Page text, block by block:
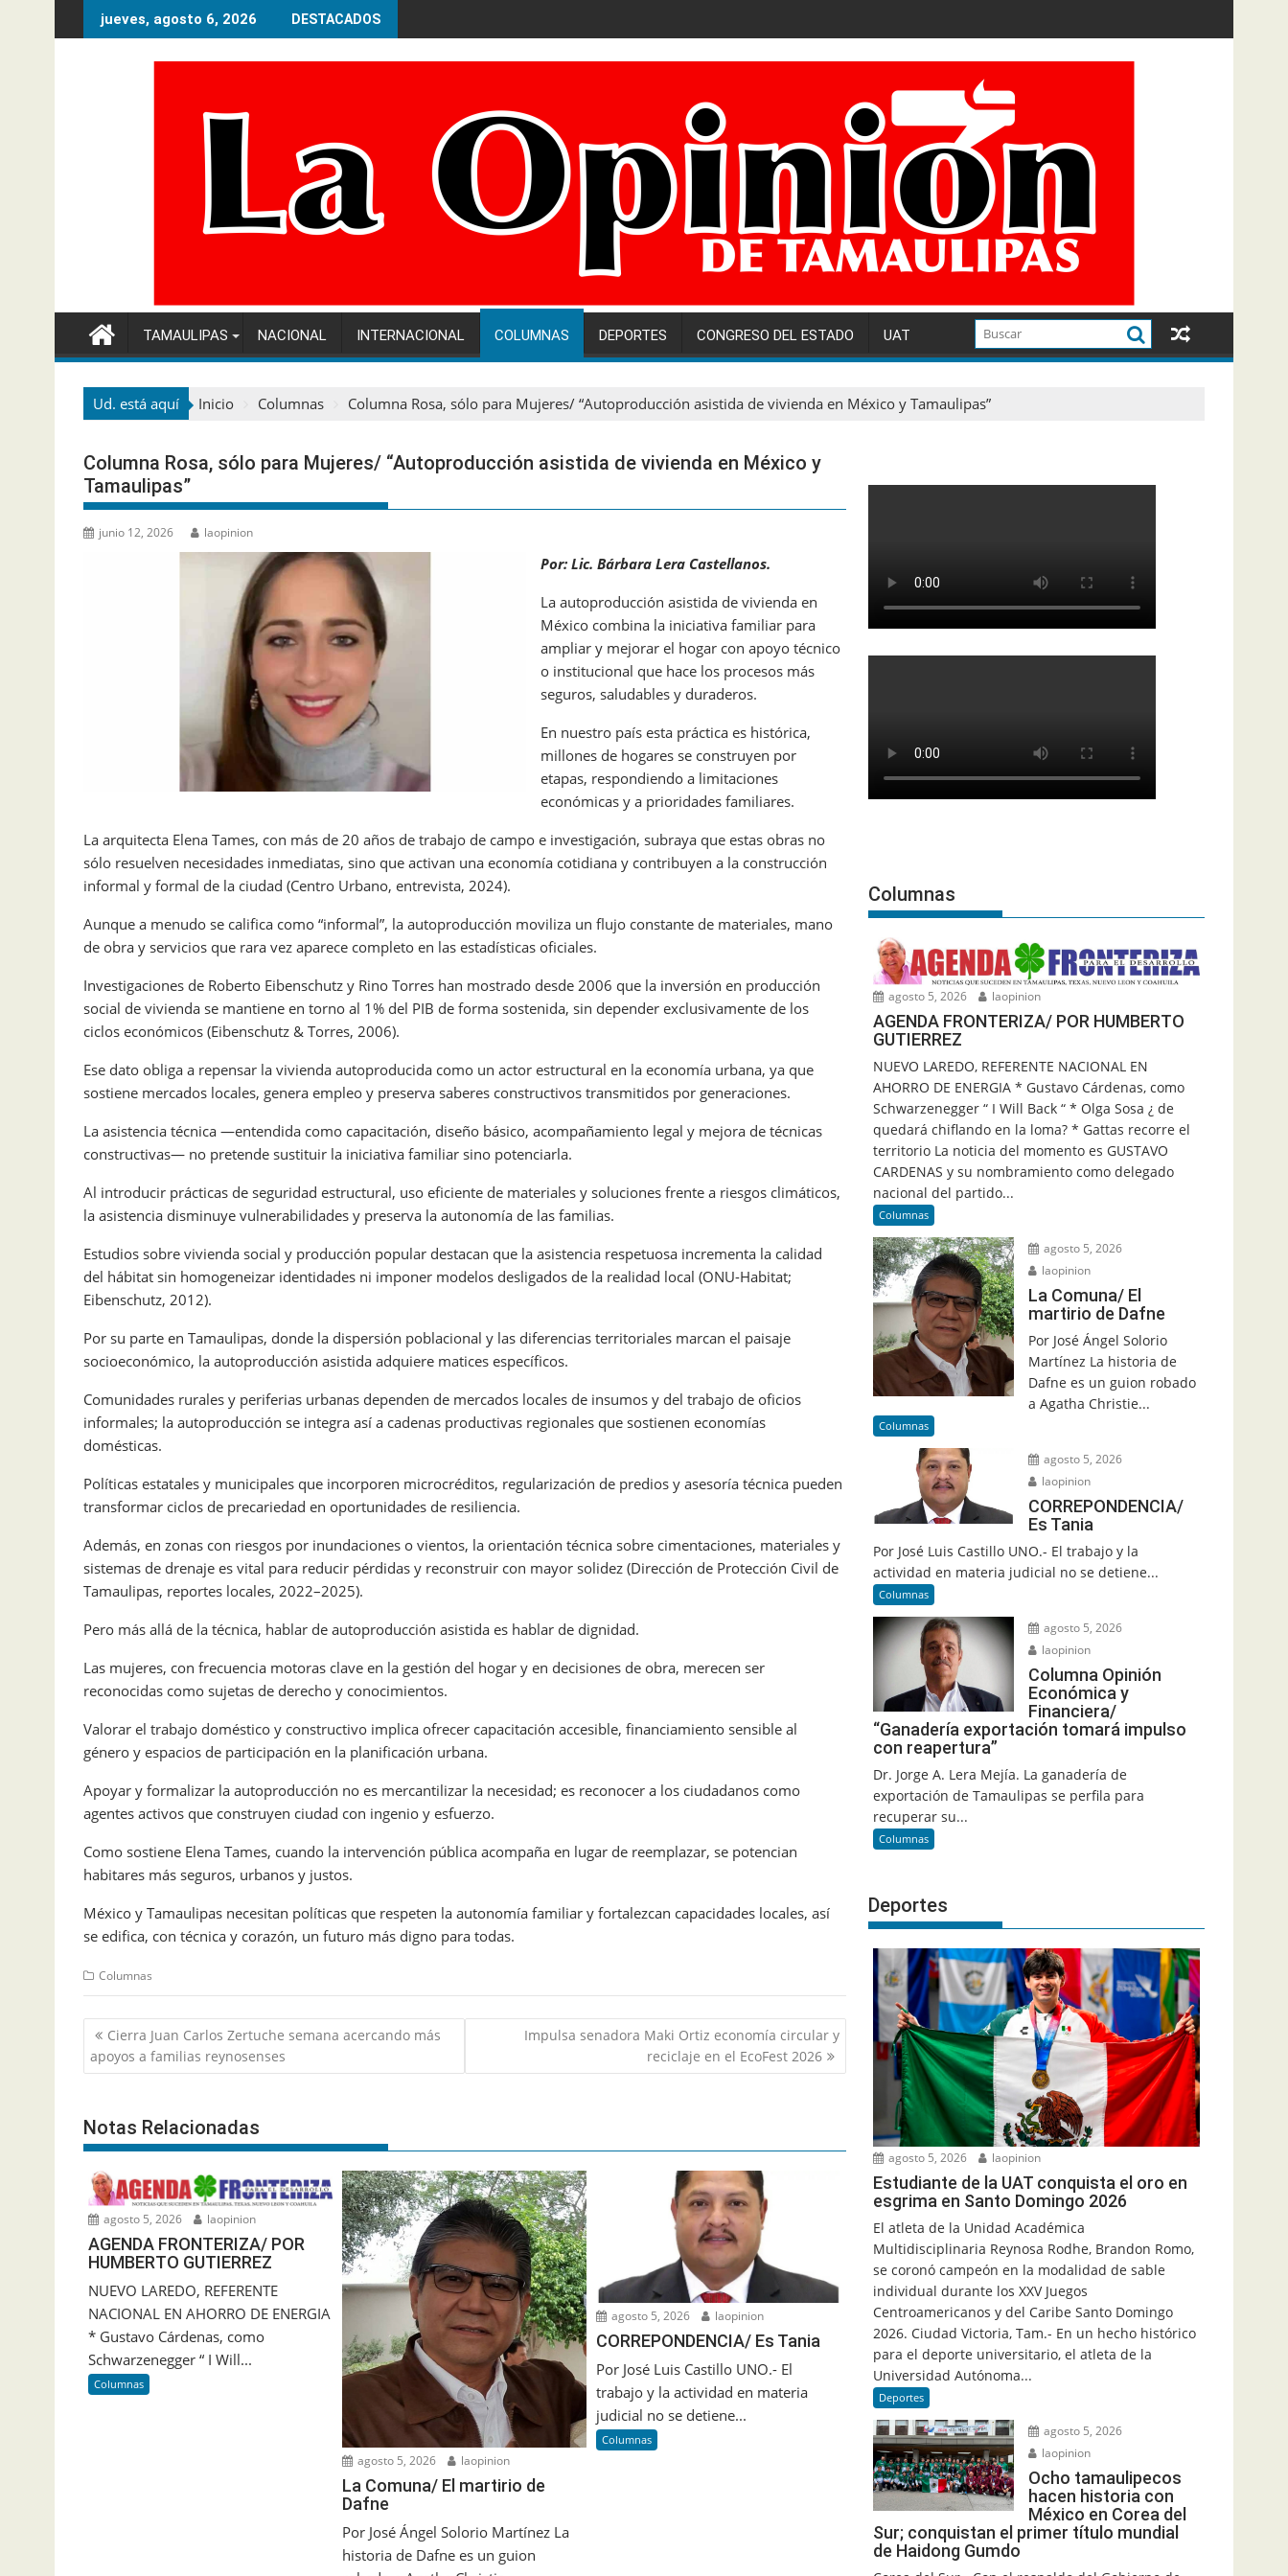
al
jueves, agosto 6, 2026 DESTACADOS
TAMAULIPAS NACIONAL INTERNACIONAL COLUMNAS DEPORTES CONGRESO DEL ESTADO UAT
Ud. está aquí Inicio Columnas Columna Rosa, sólo para Mujeres/ “Autoproducción asistida de vivienda en México y Tamaulipas”
Columna Rosa, sólo para Mujeres/ “Autoproducción asistida de vivienda en México y
Tamaulipas”
junio 12, 2026 laopinion
Por: Lic. Bárbara Lera Castellanos.
La autoproducción asistida de vivienda en
México combina la iniciativa familiar para
ampliar y mejorar el hogar con apoyo técnico
o institucional que hace los procesos más
seguros, saludables y duraderos.
En nuestro país esta práctica es histórica,
millones de hogares se construyen por
etapas, respondiendo a limitaciones
económicas y a prioridades familiares.
La arquitecta Elena Tames, con más de 20 años de trabajo de campo e investigación, subraya que estas obras no
sólo resuelven necesidades inmediatas, sino que activan una economía cotidiana y contribuyen a la construcción
informal y formal de la ciudad (Centro Urbano, entrevista, 2024).
Aunque a menudo se califica como “informal”, la autoproducción moviliza un flujo constante de materiales, mano
de obra y servicios que rara vez aparece completo en las estadísticas oficiales.
Investigaciones de Roberto Eibenschutz y Rino Torres han mostrado desde 2006 que la inversión en producción
social de vivienda se mantiene en torno al 1% del PIB de forma sostenida, sin depender exclusivamente de los
ciclos económicos (Eibenschutz & Torres, 2006).
Ese dato obliga a repensar la vivienda autoproducida como un actor estructural en la economía urbana, ya que
sostiene mercados locales, genera empleo y preserva saberes constructivos transmitidos por generaciones.
La asistencia técnica —entendida como capacitación, diseño básico, acompañamiento legal y mejora de técnicas
constructivas— no pretende sustituir la iniciativa familiar sino potenciarla.
Al introducir prácticas de seguridad estructural, uso eficiente de materiales y soluciones frente a riesgos climáticos,
la asistencia disminuye vulnerabilidades y preserva la autonomía de las familias.
Estudios sobre vivienda social y producción popular destacan que la asistencia respetuosa incrementa la calidad
del hábitat sin homogeneizar identidades ni imponer modelos desligados de la realidad local (ONU-Habitat;
Eibenschutz, 2012).
Por su parte en Tamaulipas, donde la dispersión poblacional y las diferencias territoriales marcan el paisaje
socioeconómico, la autoproducción asistida adquiere matices específicos.
Comunidades rurales y periferias urbanas dependen de mercados locales de insumos y del trabajo de oficios
informales; la autoproducción se integra así a cadenas productivas regionales que sostienen economías
domésticas.
Políticas estatales y municipales que incorporen microcréditos, regularización de predios y asesoría técnica pueden
transformar ciclos de precariedad en oportunidades de resiliencia.
Además, en zonas con riesgos por inundaciones o vientos, la orientación técnica sobre cimentaciones, materiales y
sistemas de drenaje es vital para reducir pérdidas y reconstruir con mayor solidez (Dirección de Protección Civil de
Tamaulipas, reportes locales, 2022–2025).
Pero más allá de la técnica, hablar de autoproducción asistida es hablar de dignidad.
Las mujeres, con frecuencia motoras clave en la gestión del hogar y en decisiones de obra, merecen ser
reconocidas como sujetas de derecho y conocimientos.
Valorar el trabajo doméstico y constructivo implica ofrecer capacitación accesible, financiamiento sensible al
género y espacios de participación en la planificación urbana.
Apoyar y formalizar la autoproducción no es mercantilizar la necesidad; es reconocer a los ciudadanos como
agentes activos que construyen ciudad con ingenio y esfuerzo.
Como sostiene Elena Tames, cuando la intervención pública acompaña en lugar de reemplazar, se potencian
habitares más seguros, urbanos y justos.
México y Tamaulipas necesitan políticas que respeten la autonomía familiar y fortalezcan capacidades locales, así
se edifica, con técnica y corazón, un futuro más digno para todas.
Columnas
Navegación
de
entradas
Cierra Juan Carlos Zertuche semana acercando más
apoyos a familias reynosenses
Impulsa senadora Maki Ortiz economía circular y
reciclaje en el EcoFest 2026
Notas Relacionadas
agosto 5, 2026 laopinion
AGENDA FRONTERIZA/ POR
HUMBERTO GUTIERREZ
NUEVO LAREDO, REFERENTE
NACIONAL EN AHORRO DE ENERGIA
* Gustavo Cárdenas, como
Schwarzenegger “ I Will...
Columnas
agosto 5, 2026 laopinion
La Comuna/ El martirio de
Dafne
Por José Ángel Solorio Martínez La
historia de Dafne es un guion
agosto 5, 2026 laopinion
CORREPONDENCIA/ Es Tania
Por José Luis Castillo UNO.- El
trabajo y la actividad en materia
judicial no se detiene...
Columnas
Columnas
agosto 5, 2026 laopinion
AGENDA FRONTERIZA/ POR HUMBERTO
GUTIERREZ
NUEVO LAREDO, REFERENTE NACIONAL EN
AHORRO DE ENERGIA * Gustavo Cárdenas, como
Schwarzenegger “ I Will Back “ * Olga Sosa ¿ de
quedará chiflando en la loma? * Gattas recorre el
territorio La noticia del momento es GUSTAVO
CARDENAS y su nombramiento como delegado
nacional del partido...
Columnas
agosto 5, 2026
laopinion
La Comuna/ El
martirio de Dafne
Por José Ángel Solorio
Martínez La historia de
Dafne es un guion robado
a Agatha Christie...
Columnas
agosto 5, 2026
laopinion
CORREPONDENCIA/
Es Tania
Por José Luis Castillo UNO.- El trabajo y la
actividad en materia judicial no se detiene...
Columnas
agosto 5, 2026
laopinion
Columna Opinión
Económica y
Financiera/
“Ganadería exportación tomará impulso
con reapertura”
Dr. Jorge A. Lera Mejía. La ganadería de
exportación de Tamaulipas se perfila para
recuperar su...
Columnas
Deportes
agosto 5, 2026 laopinion
Estudiante de la UAT conquista el oro en
esgrima en Santo Domingo 2026
El atleta de la Unidad Académica
Multidisciplinaria Reynosa Rodhe, Brandon Romo,
se coronó campeón en la modalidad de sable
individual durante los XXV Juegos
Centroamericanos y del Caribe Santo Domingo
2026. Ciudad Victoria, Tam.- En un hecho histórico
para el deporte universitario, el atleta de la
Universidad Autónoma...
Deportes
agosto 5, 2026
laopinion
Ocho tamaulipecos
hacen historia con
México en Corea del
Sur; conquistan el primer título mundial
de Haidong Gumdo